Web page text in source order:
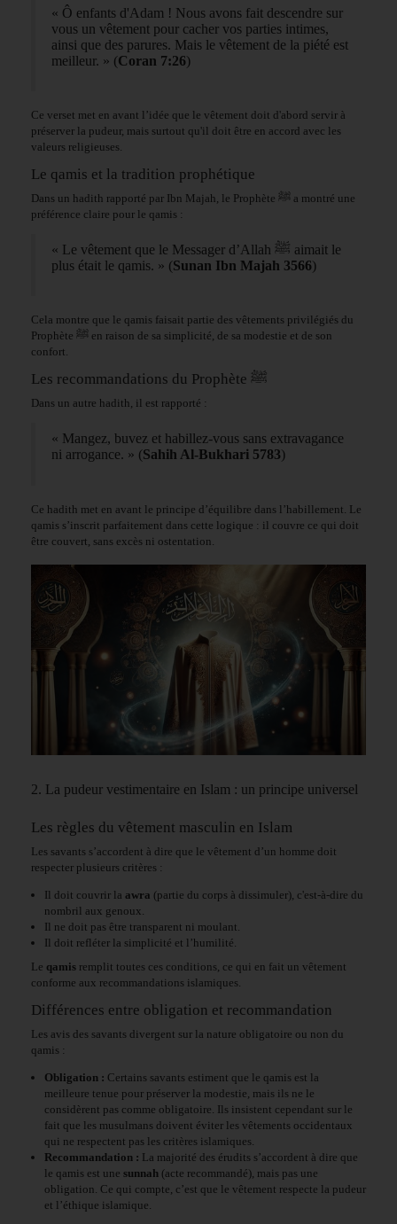
« Ô enfants d'Adam ! Nous avons fait descendre sur
vous un vêtement pour cacher vos parties intimes,
ainsi que des parures. Mais le vêtement de la piété est
meilleur. » (Coran 7:26)
Ce verset met en avant l’idée que le vêtement doit d'abord servir à
préserver la pudeur, mais surtout qu'il doit être en accord avec les
valeurs religieuses.
Le qamis et la tradition prophétique
Dans un hadith rapporté par Ibn Majah, le Prophète ﷺ a montré une
préférence claire pour le qamis :
« Le vêtement que le Messager d’Allah ﷺ aimait le
plus était le qamis. » (Sunan Ibn Majah 3566)
Cela montre que le qamis faisait partie des vêtements privilégiés du
Prophète ﷺ en raison de sa simplicité, de sa modestie et de son
confort.
Les recommandations du Prophète ﷺ
Dans un autre hadith, il est rapporté :
« Mangez, buvez et habillez-vous sans extravagance
ni arrogance. » (Sahih Al-Bukhari 5783)
Ce hadith met en avant le principe d’équilibre dans l’habillement. Le
qamis s’inscrit parfaitement dans cette logique : il couvre ce qui doit
être couvert, sans excès ni ostentation.
2. La pudeur vestimentaire en Islam : un principe universel
Les règles du vêtement masculin en Islam
Les savants s’accordent à dire que le vêtement d’un homme doit
respecter plusieurs critères :
Il doit couvrir la awra (partie du corps à dissimuler), c'est-à-dire du
nombril aux genoux.
Il ne doit pas être transparent ni moulant.
Il doit refléter la simplicité et l’humilité.
Le qamis remplit toutes ces conditions, ce qui en fait un vêtement
conforme aux recommandations islamiques.
Différences entre obligation et recommandation
Les avis des savants divergent sur la nature obligatoire ou non du
qamis :
Obligation : Certains savants estiment que le qamis est la
meilleure tenue pour préserver la modestie, mais ils ne le
considèrent pas comme obligatoire. Ils insistent cependant sur le
fait que les musulmans doivent éviter les vêtements occidentaux
qui ne respectent pas les critères islamiques.
Recommandation : La majorité des érudits s’accordent à dire que
le qamis est une sunnah (acte recommandé), mais pas une
obligation. Ce qui compte, c’est que le vêtement respecte la pudeur
et l’éthique islamique.